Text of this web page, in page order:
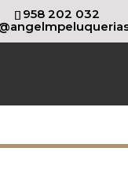
958 202 032